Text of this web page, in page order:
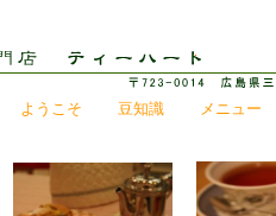
ようこそ 豆知識 メニュー